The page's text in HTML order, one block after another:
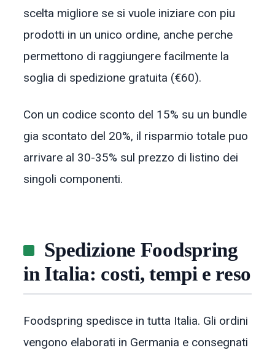
scelta migliore se si vuole iniziare con piu
prodotti in un unico ordine, anche perche
permettono di raggiungere facilmente la
soglia di spedizione gratuita (€60).
Con un codice sconto del 15% su un bundle
gia scontato del 20%, il risparmio totale puo
arrivare al 30-35% sul prezzo di listino dei
singoli componenti.
Spedizione Foodspring
in Italia: costi, tempi e reso
Foodspring spedisce in tutta Italia. Gli ordini
vengono elaborati in Germania e consegnati